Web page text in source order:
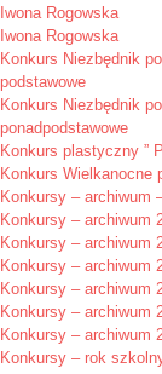
Iwona Rogowska
Iwona Rogowska
Konkurs Niezbędnik
podstawowe
Konkurs Niezbędnik
ponadpodstawowe
Konkurs plastyczny ”
Konkurs Wielkanocne
Konkursy – archiwum
Konkursy – archiwum
Konkursy – archiwum
Konkursy – archiwum
Konkursy – archiwum
Konkursy – archiwum
Konkursy – archiwum
Konkursy – rok